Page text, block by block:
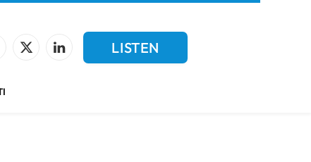
X
LinkedIn
LISTEN